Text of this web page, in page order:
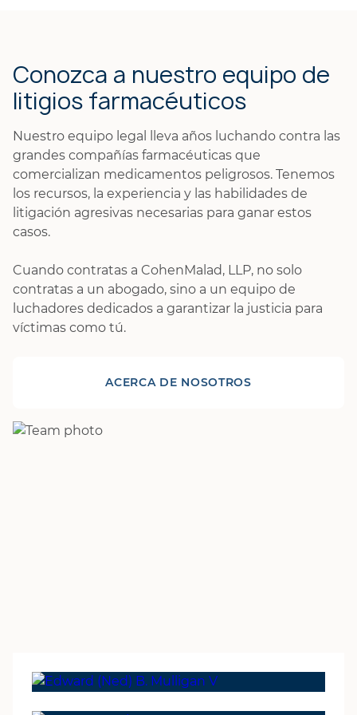
Conozca a nuestro equipo de
litigios farmacéuticos
Nuestro equipo legal lleva años luchando contra las
grandes compañías farmacéuticas que
comercializan medicamentos peligrosos. Tenemos
los recursos, la experiencia y las habilidades de
litigación agresivas necesarias para ganar estos
casos.
Cuando contratas a CohenMalad, LLP, no solo
contratas a un abogado, sino a un equipo de
luchadores dedicados a garantizar la justicia para
víctimas como tú.
ACERCA DE NOSOTROS